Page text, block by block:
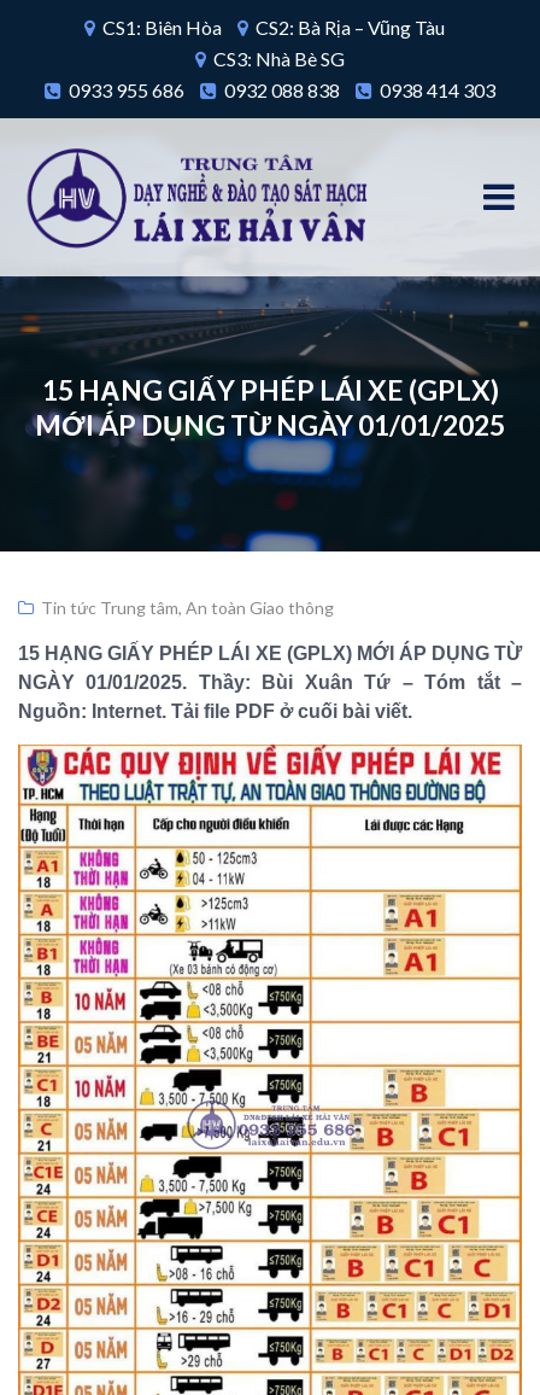
CS1: Biên Hòa
CS2: Bà Rịa – Vũng Tàu
CS3: Nhà Bè SG
0933 955 686
0932 088 838 0938 414 303
15 HẠNG GIẤY PHÉP LÁI XE (GPLX)
MỚI ÁP DỤNG TỪ NGÀY 01/01/2025
Tin tức Trung tâm, An toàn Giao thông
15 HẠNG GIẤY PHÉP LÁI XE (GPLX) MỚI ÁP DỤNG TỪ
NGÀY 01/01/2025. Thầy: Bùi Xuân Tứ – Tóm tắt –
Nguồn: Internet. Tải file PDF ở cuối bài viết.